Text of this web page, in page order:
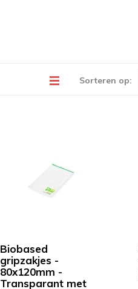
Sorteren op:
Biobased
gripzakjes -
80x120mm -
Transparant met